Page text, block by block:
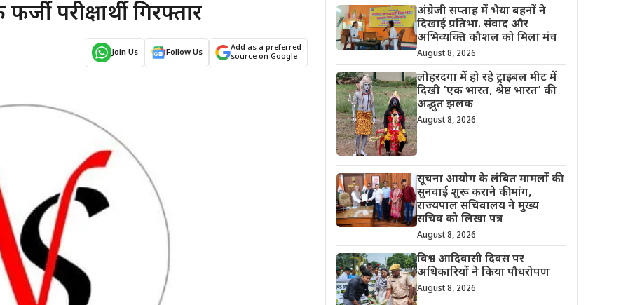
परीक्षार्थी गिरफ्तार
Join Us Follow Us
Add as a preferred
source on Google
अंग्रेजी सप्ताह में भैया बहनों ने
दिखाई प्रतिभा. संवाद और
अभिव्यक्ति कौशल को मिला मंच
August 8, 2026
लोहरदगा में हो रहे ट्राइबल मीट में
दिखी ‘एक भारत, श्रेष्ठ भारत’ की
अद्भुत झलक
August 8, 2026
सूचना आयोग के लंबित मामलों की
सुनवाई शुरू कराने की मांग,
राज्यपाल सचिवालय ने मुख्य
सचिव को लिखा पत्र
August 8, 2026
विश्व आदिवासी दिवस पर
अधिकारियों ने किया पौधरोपण
August 8, 2026